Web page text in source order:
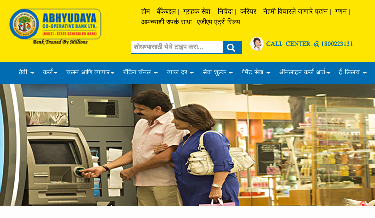
होम बँकेबद्दल ग्राहक सेवा निविदा करियर नेहमी विचारले जाणारे प्रश्‍न गणन
आमच्याशी संपर्क साधा
एजीएम एंट्री स्लिप
Search
ठेवी कर्ज चलन आणि व्यापार बँकिंग चॅनल व्याज दर सेवा शुल्क पेमेंट सेवा ऑनलाइन कर्ज अर्ज ई-लिलाव